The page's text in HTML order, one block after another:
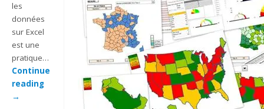
les
données
sur Excel
est une
pratique…
Continue
reading
→